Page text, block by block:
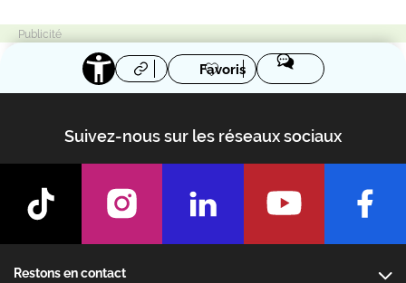
Favoris
Suivez-nous sur les réseaux sociaux
Restons en contact